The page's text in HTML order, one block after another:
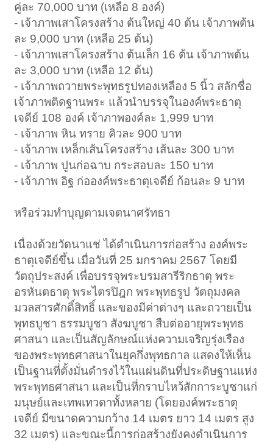
คู่ละ 70,000 บาท (เหลือ 8 องค์)
- เจ้าภาพเสาโครงสร้าง ต้นใหญ่ 40 ต้น เจ้าภาพต้น
ละ 9,000 บาท (เหลือ 25 ต้น)
- เจ้าภาพเสาโครงสร้าง ต้นเล็ก 16 ต้น เจ้าภาพต้น
ละ 3,000 บาท (เหลือ 12 ต้น)
- เจ้าภาพถวายพระพุทธรูปทองเหลือง 5 นิ้ว สลักชื่อ
เจ้าภาพติดฐานพระ แล้วนำบรรจุในองค์พระธาตุ
เจดีย์ 108 องค์ เจ้าภาพองค์ละ 1,999 บาท
- เจ้าภาพ หิน ทราย คิวละ 900 บาท
- เจ้าภาพ เหล็กเส้นโครงสร้าง เส้นละ 300 บาท
- เจ้าภาพ ปูนก่อฉาบ กระสอบละ 150 บาท
- เจ้าภาพ อิฐ ก่อองค์พระธาตุเจดีย์ ก้อนละ 9 บาท
หรือร่วมทำบุญตามเจตนาศรัทธา
เนื่องด้วยวัดนาแช่ ได้ดำเนินการก่อสร้าง องค์พระ
ธาตุเจดีย์ขึ้น เมื่อวันที่ 25 มกราคม 2567 โดยมี
วัตถุประสงค์ เพื่อบรรจุพระบรมสารีริกธาตุ พระ
อรหันตธาตุ พระไตรปิฎก พระพุทธรูป วัตถุมงคล
มวลสารศักดิ์สิทธิ์ และของมีค่าต่างๆ และถวายเป็น
พุทธบูชา ธรรมบูชา สังฆบูชา สืบต่ออายุพระพุทธ
ศาสนา และเป็นสัญลักษณ์แห่งความเจริญรุ่งเรือง
ของพระพุทธศาสนาในยุคกึ่งพุทธกาล แสดงให้เห็น
เป็นฐานที่ตั้งมั่นดำรงไว้ในแผ่นดินที่ประดิษฐานแห่ง
พระพุทธศาสนา และเป็นที่กราบไหว้สักการะบูชาแก่
มนุษย์และเทพเทวดาทั้งหลาย (โดยองค์พระธาตุ
เจดีย์ มีขนาดความกว้าง 14 เมตร ยาว 14 เมตร สูง
32 เมตร) และขณะนี้การก่อสร้างยังคงดำเนินการ